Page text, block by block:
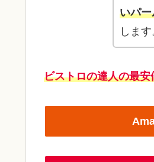
いパ
しま
ビストロの達人の最安